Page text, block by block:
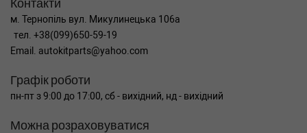
м. Тернопіль вул. Микулинецька 106а
тел. +38(099)650-59-19
Email. autokitparts@yahoo.com
Графік роботи
пн-пт з 9:00 до 17:00, сб - вихідний, нд - вихідний
Можна розраховуватися